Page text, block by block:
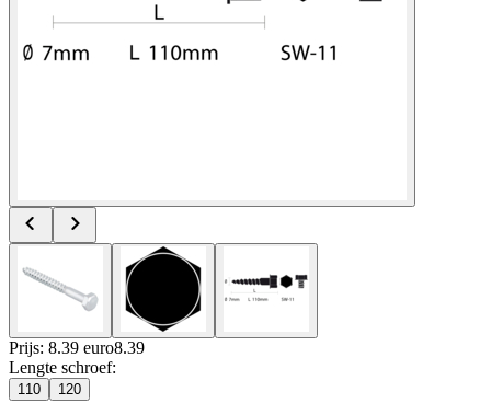
Prijs: 8.39 euro8.39
Lengte schroef:
110 120